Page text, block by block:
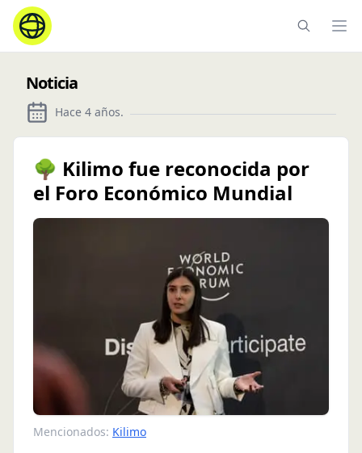
Noticia
Hace 4 años.
🌳 Kilimo fue reconocida por
el Foro Económico Mundial
Mencionados: Kilimo